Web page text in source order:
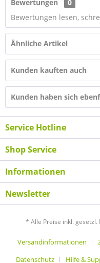
Bewertungen
0
Bewertungen lesen,
Ähnliche Artikel
Kunden kauften auch
Kunden haben sich
Service Hotline
Shop Service
Informationen
Newsletter
* Alle Preise inkl.
Versandinformationen
Datenschutz
Hilfe &